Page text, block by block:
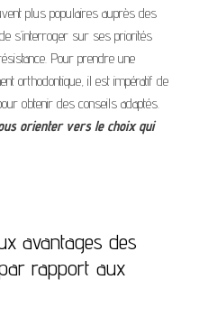
plus populaires auprès des
s’interroger sur ses priorités
Pour prendre une
orthodontique, il est impératif de
obtenir des conseils adaptés.
orienter vers le choix qui
avantages des
rapport aux